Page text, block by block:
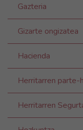
Gazteria
Gizarte ongizatea
Hacienda
Herritarren parte-
Herritarren